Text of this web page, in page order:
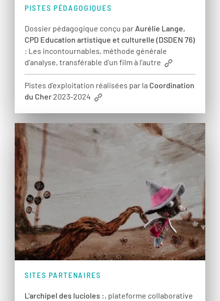
PISTES PÉDAGOGIQUES
Dossier pédagogique conçu par Aurélie Lange,
CPD Education artistique et culturelle (DSDEN 76)
: Les incontournables, méthode générale
d'analyse, transférable d'un film à l'autre
Pistes d'exploitation réalisées par la Coordination
du Cher 2023-2024
SITES PARTENAIRES
L'archipel des lucioles :, plateforme collaborative